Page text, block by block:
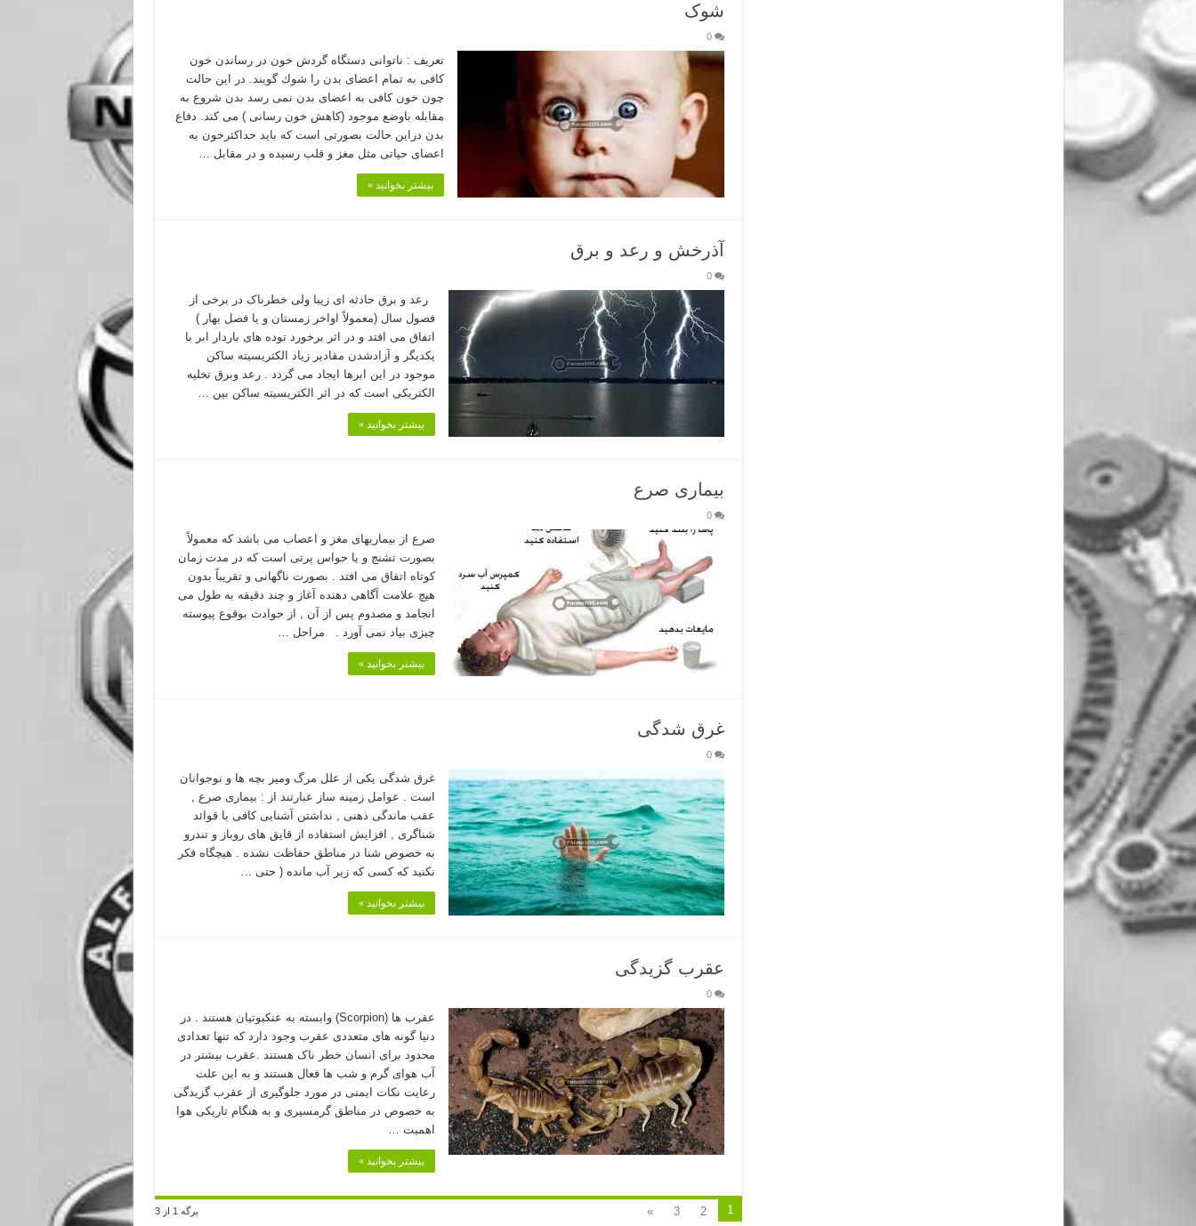
شوک
0
تعریف : ناتوانی دستگاه گردش خون در رساندن خون
كافی به تمام اعضای بدن را شوك گویند. در این حالت
چون خون كافی به اعضای بدن نمی رسد بدن شروع به
مقابله باوضع موجود (كاهش خون رسانی ) می كند. دفاع
بدن دراین حالت بصورتی است كه باید حداكثرخون به
اعضای حیاتی مثل مغز و قلب رسیده و در مقابل …
بیشتر بخوانید »
آذرخش و رعد و برق
0
رعد و برق حادثه ای زیبا ولی خطرناک در برخی از
فصول سال (معمولاً اواخر زمستان و یا فصل بهار )
اتفاق می افتد و در اثر برخورد توده های باردار ابر با
یکدیگر و آزادشدن مقادیر زیاد الکتریسیته ساکن
موجود در این ابرها ایجاد می گردد . رعد وبرق تخلیه
الکتریکی است که در اثر الکتریسیته ساکن بین …
بیشتر بخوانید »
بیماری صرع
0
صرع از بیماریهای مغز و اعصاب می باشد كه معمولاً
بصورت تشنج و یا حواس پرتی است كه در مدت زمان
كوتاه اتفاق می افتد . بصورت ناگهانی و تقریباً بدون
هیچ علامت آگاهی دهنده آغاز و چند دقیقه به طول می
انجامد و مصدوم پس از آن , از حوادث بوقوع پیوسته
چیزی بیاد نمی آورد . مراحل …
بیشتر بخوانید »
غرق شدگی
0
غرق شدگی یکی از علل مرگ ومیر بچه ها و نوجوانان
است . عوامل زمینه ساز عبارتند از : بیماری صرع ,
عقب ماندگی ذهنی , نداشتن آشنایی کافی با قوائد
شناگری , افزایش استفاده از قایق های روباز و تندرو
به خصوص شنا در مناطق حفاظت نشده . هیچگاه فکر
نکنید که کسی که زیر آب مانده ( حتی …
بیشتر بخوانید »
عقرب گزیدگی
0
عقرب ها (Scorpion) وابسته به عنکبوتیان هستند . در
دنیا گونه های متعددی عقرب وجود دارد که تنها تعدادی
محدود برای انسان خطر ناک هستند .عقرب بیشتر در
آب هوای گرم و شب ها فعال هستند و به این علت
رعایت نکات ایمنی در مورد جلوگیری از عقرب گزیدگی
به خصوص در مناطق گرمسیری و به هنگام تاریکی هوا
اهمیت …
بیشتر بخوانید »
برگه 1 از 3 1
2
3
»